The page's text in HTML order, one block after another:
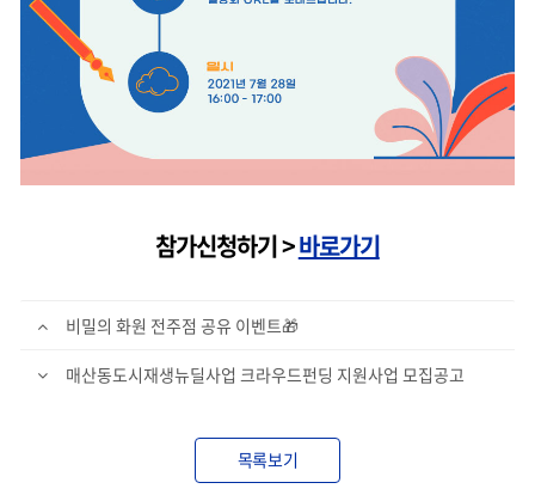
참가신청하기 >바로가기
비밀의 화원 전주점 공유 이벤트🎁
매산동도시재생뉴딜사업 크라우드펀딩 지원사업 모집공고
목록보기